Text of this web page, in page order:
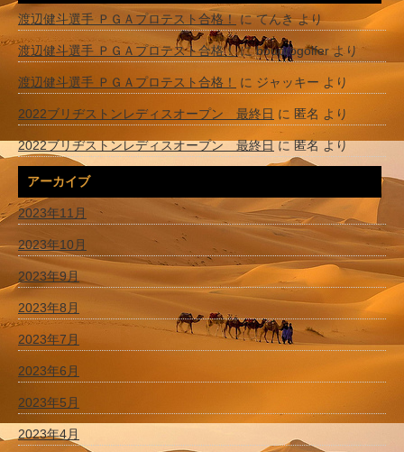
渡辺健斗選手 ＰＧＡプロテスト合格！にてんきより
渡辺健斗選手 ＰＧＡプロテスト合格！にbouprogolfer より
渡辺健斗選手 ＰＧＡプロテスト合格！ に ジャッキー より
2022ブリヂストンレディスオープン 最終日 に 匿名 より
2022ブリヂストンレディスオープン 最終日に匿名より
アーカイブ
2023年11月
2023年10月
2023年9月
2023年8月
2023年7月
2023年6月
2023年5月
2023年4月